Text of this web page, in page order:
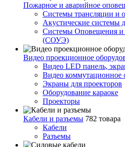
Пожарное и аварийное
Cистемы трансляции и
Акустические системы
Системы Оповещения и
(СОУЭ)
Видео проекционное
Видео LED панель,
Видео коммутационное
Экраны для проекторов
Оборудование караоке
Проекторы
Кабели и разъемы 782 товара
Кабели
Разъемы